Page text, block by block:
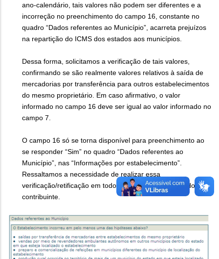
ano-calendário, tais valores não podem ser diferentes e a
incorreção no preenchimento do campo 16, constante no
quadro “Dados referentes ao Município”, acarreta prejuízos
na repartição do ICMS dos estados aos municípios.
Dessa forma, solicitamos a verificação de tais valores,
confirmando se são realmente valores relativos à saída de
mercadorias por transferência para outros estabelecimentos
do mesmo proprietário. Em caso afirmativo, o valor
informado no campo 16 deve ser igual ao valor informado no
campo 7.
O campo 16 só se torna disponível para preenchimento ao
se responder “Sim” no quadro “Dados referentes ao
Município”, nas “Informações por estabelecimento”.
Ressaltamos a necessidade de realizar essa
verificação/retificação em todos os estabelecimentos do
contribuinte.